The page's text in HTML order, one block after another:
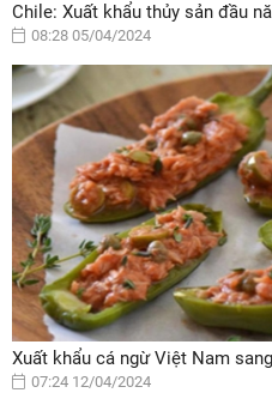
Chile: Xuất khẩu thủy sản đầu
08:28 05/04/2024
Xuất khẩu cá ngừ Việt Nam
07:24 12/04/2024